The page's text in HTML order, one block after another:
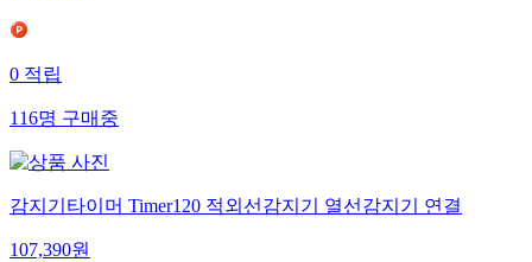
0 적립
116명 구매중
감지기타이머 Timer120 적외선감지기 열선감지기 연결
107,390원